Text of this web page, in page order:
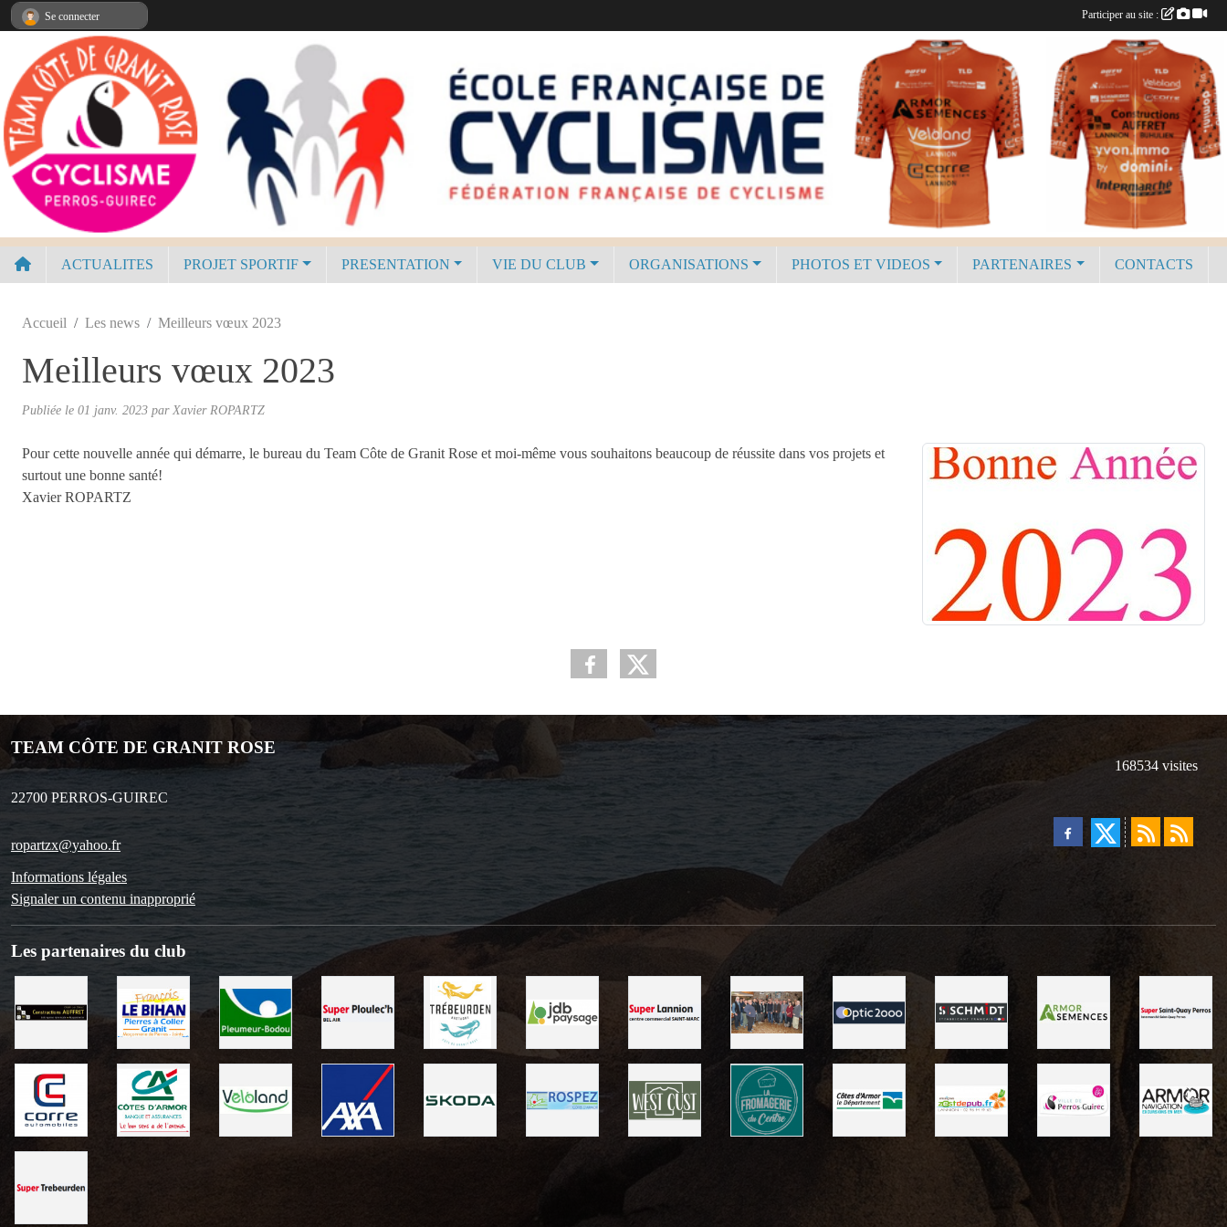
ACTUALITES PROJET SPORTIF PRESENTATION VIE DU CLUB ORGANISATIONS PHOTOS ET VIDEOS PARTENAIRES CONTACTS
Accueil Les news Meilleurs vœux 2023
Meilleurs vœux 2023
Publiée le 01 janv. 2023 par Xavier ROPARTZ
Pour cette nouvelle année qui démarre, le bureau du Team Côte de Granit Rose et moi-même vous souhaitons beaucoup de réussite dans vos projets et
surtout une bonne santé!
Xavier ROPARTZ
TEAM CÔTE DE GRANIT ROSE
22700 PERROS-GUIREC
ropartzx@yahoo.fr
Informations légales
Signaler un contenu inapproprié
168534 visites
Les partenaires du club
Se connecter Participer au site :
Panneau de gestion des cookies